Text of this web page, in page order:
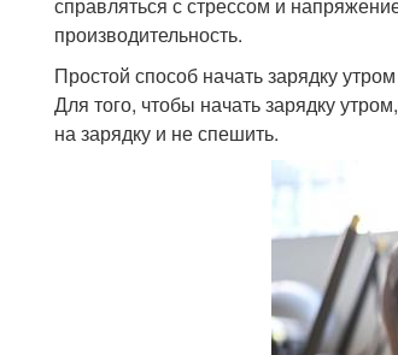
производительность.
Простой способ начать зарядку
Для того, чтобы начать зарядку
на зарядку и не спешить.